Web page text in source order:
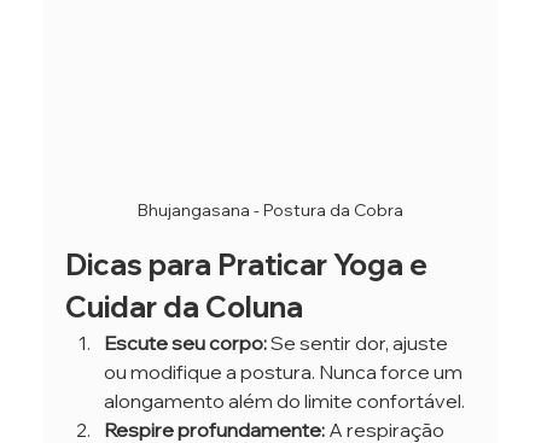
Bhujangasana - Postura da Cobra
Dicas para Praticar Yoga e
Cuidar da Coluna
Escute seu corpo: Se sentir dor, ajuste
ou modifique a postura. Nunca force um
alongamento além do limite confortável.
Respire profundamente: A respiração